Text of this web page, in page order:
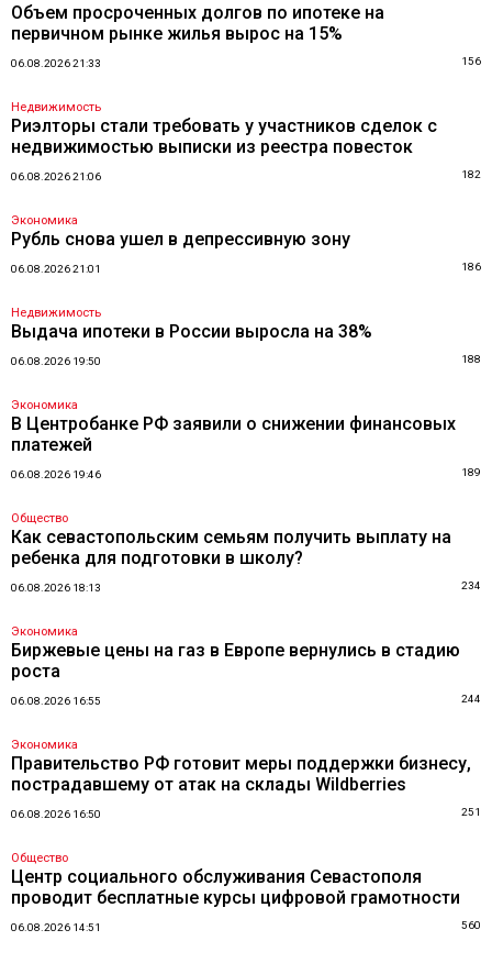
Объем просроченных долгов по ипотеке на
первичном рынке жилья вырос на 15%
06.08.2026 21:33 156
Недвижимость
Риэлторы стали требовать у участников сделок с
недвижимостью выписки из реестра повесток
06.08.2026 21:06 182
Экономика
Рубль снова ушел в депрессивную зону
06.08.2026 21:01 186
Недвижимость
Выдача ипотеки в России выросла на 38%
06.08.2026 19:50 188
Экономика
В Центробанке РФ заявили о снижении финансовых
платежей
06.08.2026 19:46 189
Общество
Как севастопольским семьям получить выплату на
ребенка для подготовки в школу?
06.08.2026 18:13 234
Экономика
Биржевые цены на газ в Европе вернулись в стадию
роста
06.08.2026 16:55 244
Экономика
Правительство РФ готовит меры поддержки бизнесу,
пострадавшему от атак на склады Wildberries
06.08.2026 16:50 251
Общество
Центр социального обслуживания Севастополя
проводит бесплатные курсы цифровой грамотности
06.08.2026 14:51 560